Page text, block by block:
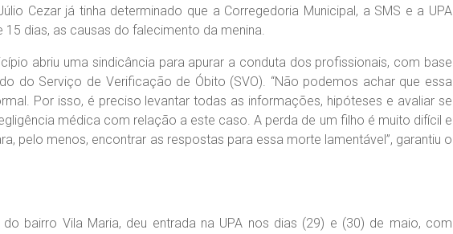
Cezar já tinha determinado que a Corregedoria Municipal, a SMS e a UPA
15 dias, as causas do falecimento da menina.
abriu uma sindicância para apurar a conduta dos profissionais, com base
do Serviço de Verificação de Óbito (SVO). “Não podemos achar que essa
Por isso, é preciso levantar todas as informações, hipóteses e avaliar se
médica com relação a este caso. A perda de um filho é muito difícil e
pelo menos, encontrar as respostas para essa morte lamentável”, garantiu o
do bairro Vila Maria, deu entrada na UPA nos dias (29) e (30) de maio, com